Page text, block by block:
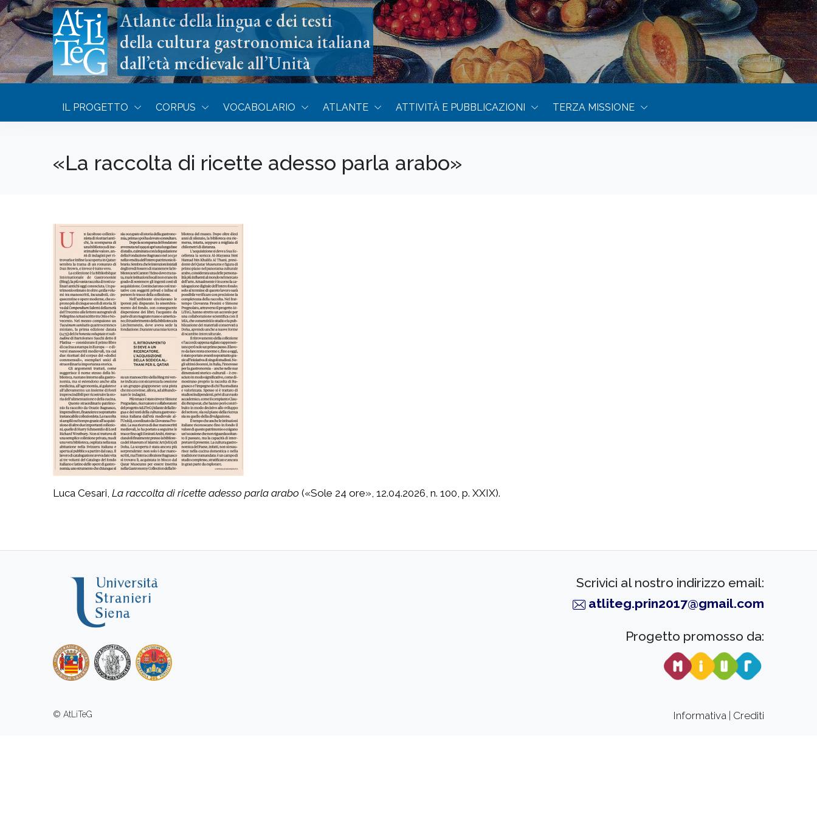
Atlante della lingua e dei testi
della cultura gastronomica italiana
dall’età medievale all’Unità
IL PROGETTO CORPUS VOCABOLARIO ATLANTE ATTIVITÀ E PUBBLICAZIONI TERZA MISSIONE
«La raccolta di ricette adesso parla arabo»
Luca Cesari, La raccolta di ricette adesso parla arabo («Sole 24 ore», 12.04.2026, n. 100, p. XXIX).
Scrivici al nostro indirizzo email:
atliteg.prin2017@gmail.com
Progetto promosso da:
© AtLiTeG Informativa Crediti